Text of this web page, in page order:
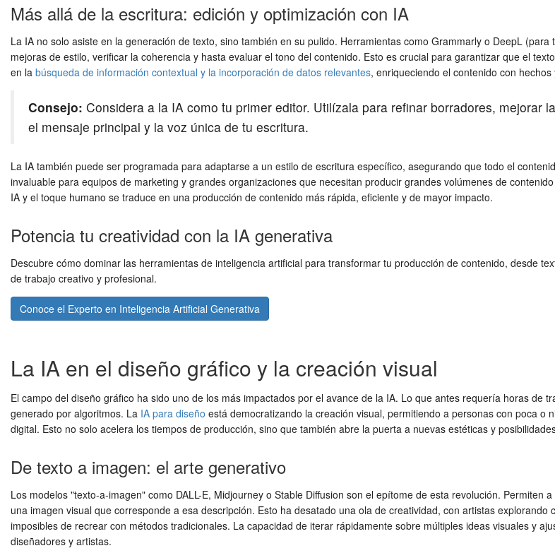
Más allá de la escritura: edición y optimización con IA
La IA no solo asiste en la generación de texto, sino también en su pulido. Herramientas como Grammarly o DeepL
mejoras de estilo, verificar la coherencia y hasta evaluar el tono del contenido. Esto es crucial para garantizar que el
en la búsqueda de información contextual y la incorporación de datos relevantes, enriqueciendo el contenido con
Consejo: Considera a la IA como tu primer editor. Utilízala para refinar borradores, mejorar
el mensaje principal y la voz única de tu escritura.
La IA también puede ser programada para adaptarse a un estilo de escritura específico, asegurando que todo el
invaluable para equipos de marketing y grandes organizaciones que necesitan producir grandes volúmenes de
IA y el toque humano se traduce en una producción de contenido más rápida, eficiente y de mayor impacto.
Potencia tu creatividad con la IA generativa
Descubre cómo dominar las herramientas de inteligencia artificial para transformar tu producción de contenido, desde
de trabajo creativo y profesional.
Conoce el Experto en Inteligencia Artificial Generativa
La IA en el diseño gráfico y la creación visual
El campo del diseño gráfico ha sido uno de los más impactados por el avance de la IA. Lo que antes requería horas de
generado por algoritmos. La IA para diseño está democratizando la creación visual, permitiendo a personas con poca
digital. Esto no solo acelera los tiempos de producción, sino que también abre la puerta a nuevas estéticas y
De texto a imagen: el arte generativo
Los modelos "texto-a-imagen" como DALL-E, Midjourney o Stable Diffusion son el epítome de esta revolución.
una imagen visual que corresponde a esa descripción. Esto ha desatado una ola de creatividad, con artistas
imposibles de recrear con métodos tradicionales. La capacidad de iterar rápidamente sobre múltiples ideas visuales y
diseñadores y artistas.